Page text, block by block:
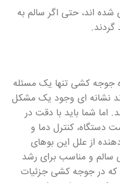
اند، حتی اگر سالم به
جوجه کشی تنها یک مسئله
نشانه ای وجود یک مشکل
شما باید با دقت در
دستگاه، کنترل دما و
از علل این بوهای
سالم و مناسب برای رشد
که در جوجه کشی جزئیات